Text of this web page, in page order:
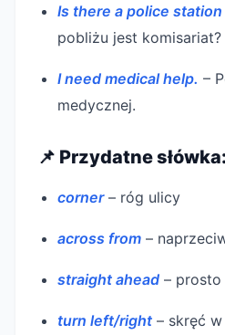
Is there a police
pobliżu jest komisariat?
I need medical help. –
medycznej.
📌 Przydatne słówka:
corner– róg ulicy
across from–
straight ahead– prosto
turn left/right– skręć